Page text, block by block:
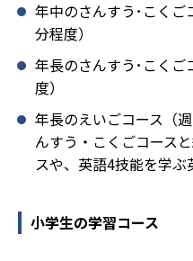
年中のさんすう･こく
分程度）
年長のさんすう･こくご
度）
年長のえいごコース（
んすう・こくごコース
スや、英語4技能を学ぶ
小学生の学習コース